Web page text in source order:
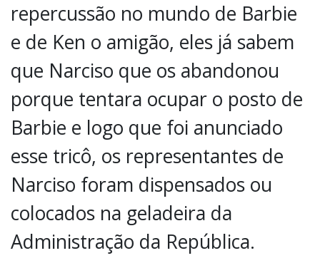
repercussão no mundo de Barbie
e de Ken o amigão, eles já sabem
que Narciso que os abandonou
porque tentara ocupar o posto de
Barbie e logo que foi anunciado
esse tricô, os representantes de
Narciso foram dispensados ou
colocados na geladeira da
Administração da República.